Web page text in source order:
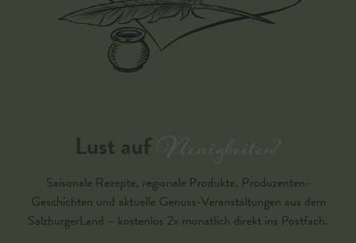
Lust aufNeuigkeiten?
Saisonale Rezepte, regionale Produkte, Produzenten-
Geschichten und aktuelle Genuss-Veranstaltungen aus dem
SalzburgerLand – kostenlos 2x monatlich direkt ins Postfach.